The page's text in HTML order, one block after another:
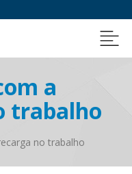
a
trabalho
no trabalho